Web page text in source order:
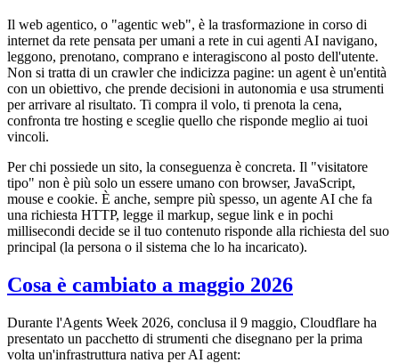
Il web agentico, o "agentic web", è la trasformazione in corso di
internet da rete pensata per umani a rete in cui agenti AI navigano,
leggono, prenotano, comprano e interagiscono al posto dell'utente.
Non si tratta di un crawler che indicizza pagine: un agent è un'entità
con un obiettivo, che prende decisioni in autonomia e usa strumenti
per arrivare al risultato. Ti compra il volo, ti prenota la cena,
confronta tre hosting e sceglie quello che risponde meglio ai tuoi
vincoli.
Per chi possiede un sito, la conseguenza è concreta. Il "visitatore
tipo" non è più solo un essere umano con browser, JavaScript,
mouse e cookie. È anche, sempre più spesso, un agente AI che fa
una richiesta HTTP, legge il markup, segue link e in pochi
millisecondi decide se il tuo contenuto risponde alla richiesta del suo
principal (la persona o il sistema che lo ha incaricato).
Cosa è cambiato a maggio 2026
Durante l'Agents Week 2026, conclusa il 9 maggio, Cloudflare ha
presentato un pacchetto di strumenti che disegnano per la prima
volta un'infrastruttura nativa per AI agent: